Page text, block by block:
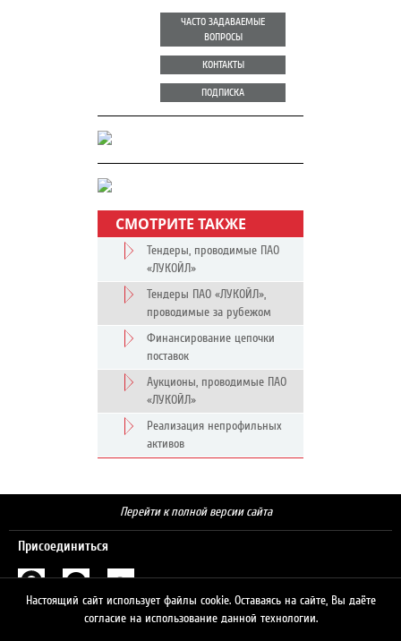
ЧАСТО ЗАДАВАЕМЫЕ
ВОПРОСЫ
КОНТАКТЫ
ПОДПИСКА
СМОТРИТЕ ТАКЖЕ
Тендеры, проводимые ПАО
«ЛУКОЙЛ»
Тендеры ПАО «ЛУКОЙЛ»,
проводимые за рубежом
Финансирование цепочки
поставок
Аукционы, проводимые ПАО
«ЛУКОЙЛ»
Реализация непрофильных
активов
Перейти к полной версии сайта
Присоединиться
Настоящий сайт использует файлы cookie. Оставаясь на сайте, Вы даёте
согласие на использование данной технологии.